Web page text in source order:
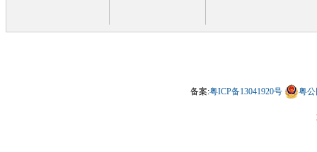
备案:粤ICP备13041920号 粤公